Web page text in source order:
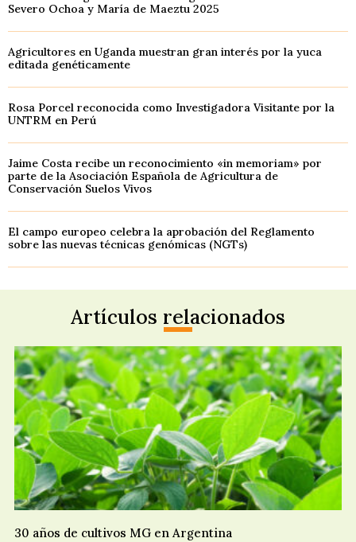
Severo Ochoa y María de Maeztu 2025
Agricultores en Uganda muestran gran interés por la yuca
editada genéticamente
Rosa Porcel reconocida como Investigadora Visitante por la
UNTRM en Perú
Jaime Costa recibe un reconocimiento «in memoriam» por
parte de la Asociación Española de Agricultura de
Conservación Suelos Vivos
El campo europeo celebra la aprobación del Reglamento
sobre las nuevas técnicas genómicas (NGTs)
Artículos relacionados
30 años de cultivos MG en Argentina